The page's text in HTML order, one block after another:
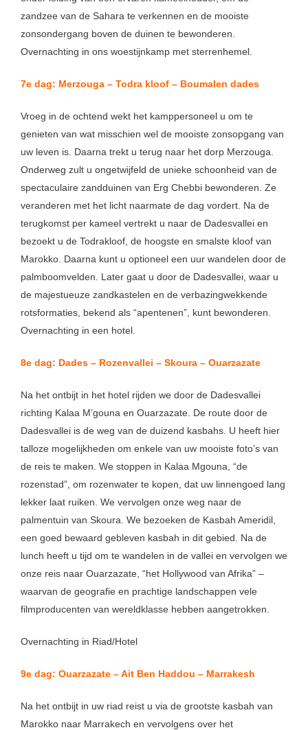
zandzee van de Sahara te verkennen en de mooiste
zonsondergang boven de duinen te bewonderen.
Overnachting in ons woestijnkamp met sterrenhemel.
7e dag: Merzouga – Todra kloof – Boumalen dades
Vroeg in de ochtend wekt het kamppersoneel u om te
genieten van wat misschien wel de mooiste zonsopgang van
uw leven is. Daarna trekt u terug naar het dorp Merzouga.
Onderweg zult u ongetwijfeld de unieke schoonheid van de
spectaculaire zandduinen van Erg Chebbi bewonderen. Ze
veranderen met het licht naarmate de dag vordert. Na de
terugkomst per kameel vertrekt u naar de Dadesvallei en
bezoekt u de Todrakloof, de hoogste en smalste kloof van
Marokko. Daarna kunt u optioneel een uur wandelen door de
palmboomvelden. Later gaat u door de Dadesvallei, waar u
de majestueuze zandkastelen en de verbazingwekkende
rotsformaties, bekend als “apentenen”, kunt bewonderen.
Overnachting in een hotel.
8e dag: Dades – Rozenvallei – Skoura – Ouarzazate
Na het ontbijt in het hotel rijden we door de Dadesvallei
richting Kalaa M’gouna en Ouarzazate. De route door de
Dadesvallei is de weg van de duizend kasbahs. U heeft hier
talloze mogelijkheden om enkele van uw mooiste foto’s van
de reis te maken. We stoppen in Kalaa Mgouna, “de
rozenstad”, om rozenwater te kopen, dat uw linnengoed lang
lekker laat ruiken. We vervolgen onze weg naar de
palmentuin van Skoura. We bezoeken de Kasbah Ameridil,
een goed bewaard gebleven kasbah in dit gebied. Na de
lunch heeft u tijd om te wandelen in de vallei en vervolgen we
onze reis naar Ouarzazate, “het Hollywood van Afrika” –
waarvan de geografie en prachtige landschappen vele
filmproducenten van wereldklasse hebben aangetrokken.
Overnachting in Riad/Hotel
9e dag: Ouarzazate – Ait Ben Haddou – Marrakesh
Na het ontbijt in uw riad reist u via de grootste kasbah van
Marokko naar Marrakech en vervolgens over het